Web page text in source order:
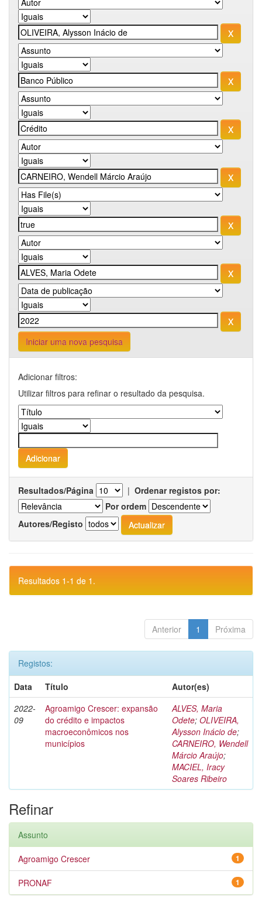
Iniciar uma nova pesquisa
Adicionar filtros:
Utilizar filtros para refinar o resultado da pesquisa.
Resultados/Página | Ordenar registos por:
Por ordem
Autores/Registo
Resultados 1-1 de 1.
Anterior 1 Próxima
Registos:
Data
Título
Autor(es)
2022-
09
Agroamigo Crescer: expansão
do crédito e impactos
macroeconômicos nos
municípios
ALVES, Maria
Odete; OLIVEIRA,
Alysson Inácio de;
CARNEIRO, Wendell
Márcio Araújo;
MACIEL, Iracy
Soares Ribeiro
Refinar
Assunto
1
Agroamigo Crescer
1
PRONAF